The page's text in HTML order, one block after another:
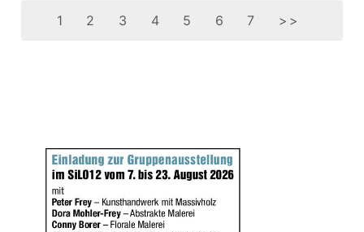
1 2 3 4 5 6 7 >>